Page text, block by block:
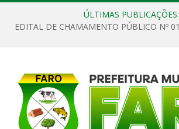
ÚLTIMAS PUBLICAÇÕES: